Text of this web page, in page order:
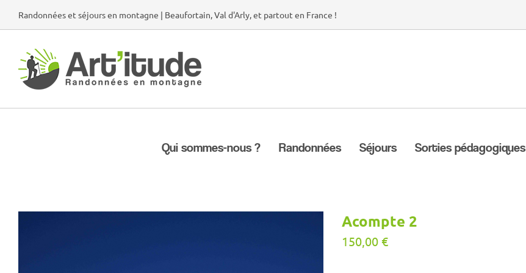
Randonnées et séjours en montagne | Beaufortain, Val d'Arly, et partout en France !
Qui sommes-nous ? Randonnées Séjours Sorties pédagogiques
Acompte 2
150,00 €